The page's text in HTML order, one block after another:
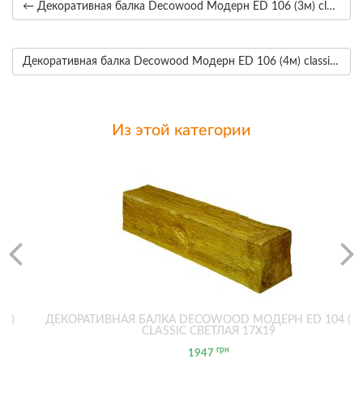
← Декоративная балка Decowood Модерн ED 106 (3м) classic тёмная 12х12
Декоративная балка Decowood Модерн ED 106 (4м) classic светлая 12х12 →
Из этой категории
ДЕКОРАТИВНАЯ БАЛКА DECOWOOD МОДЕРН ED 104
CLASSIC СВЕТЛАЯ 17Х19
1947 грн